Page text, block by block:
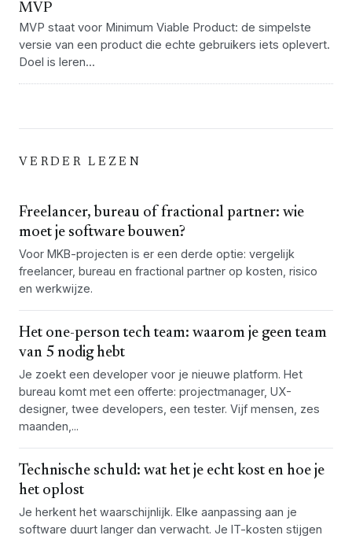
MVP
MVP staat voor Minimum Viable Product: de simpelste
versie van een product die echte gebruikers iets oplevert.
Doel is leren...
VERDER LEZEN
Freelancer, bureau of fractional partner: wie
moet je software bouwen?
Voor MKB-projecten is er een derde optie: vergelijk
freelancer, bureau en fractional partner op kosten, risico
en werkwijze.
Het one-person tech team: waarom je geen team
van 5 nodig hebt
Je zoekt een developer voor je nieuwe platform. Het
bureau komt met een offerte: projectmanager, UX-
designer, twee developers, een tester. Vijf mensen, zes
maanden,...
Technische schuld: wat het je echt kost en hoe je
het oplost
Je herkent het waarschijnlijk. Elke aanpassing aan je
software duurt langer dan verwacht. Je IT-kosten stijgen